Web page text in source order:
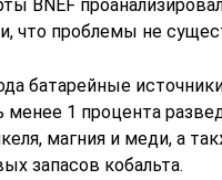
BNEF
что проблемы не
батарейные
менее 1 процента
магния и меди, а
запасов кобальта.